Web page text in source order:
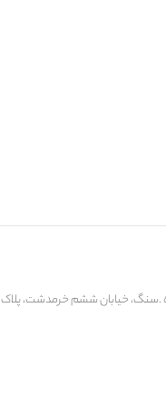
خرمدشت، پلاک 27، کارخانه‌جات الجمیرا